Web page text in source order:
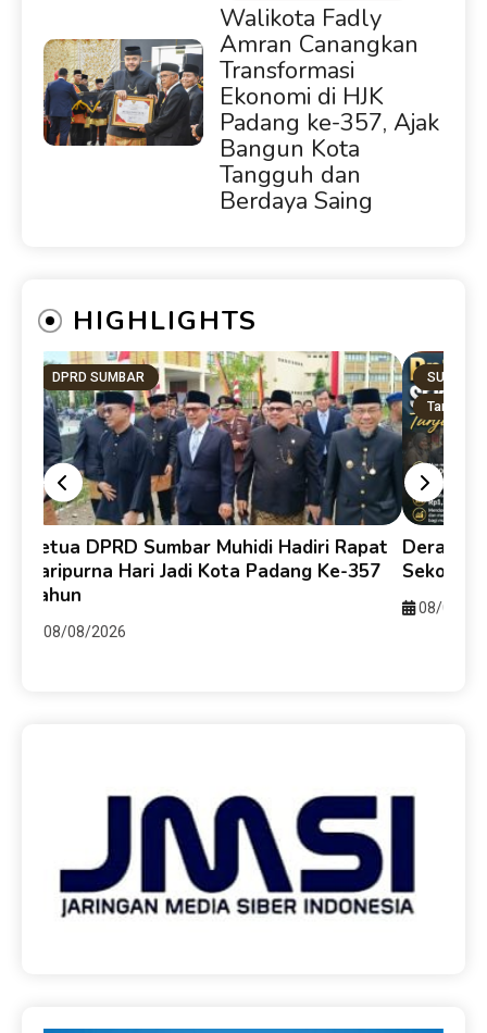
Walikota Fadly
Amran Canangkan
Transformasi
Ekonomi di HJK
Padang ke-357, Ajak
Bangun Kota
Tangguh dan
Berdaya Saing
HIGHLIGHTS
DPRD SUMBAR
Ketua DPRD Sumbar Muhidi Hadiri Rapat
Paripurna Hari Jadi Kota Padang Ke-357
Tahun
08/08/2026
SUMBAR
Tanah
Sekolah
08/08/